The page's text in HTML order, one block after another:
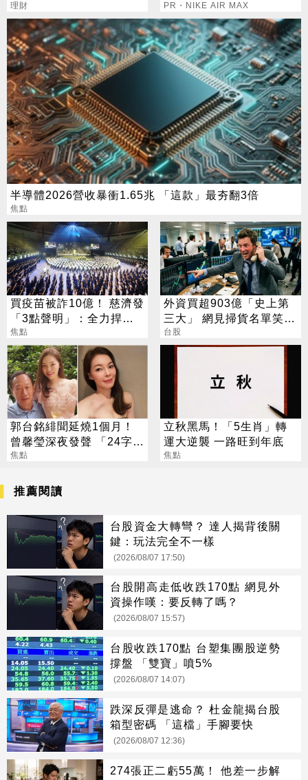
一場
理財 PR・NIKE AIR MAX
半導體2026營收暴衝1.65兆 「這款」最夯翻3倍
焦點
買疫苗被詐10億！ 慈濟發
「3點聲明」：全力捍衛
捐款人權益
焦點
外資買超903億「史上第
三大」 網見掃貨名單笑：
不懂在幹嘛
台股
郭台銘緋聞延燒1個月！
曾馨瑩深夜發聲 「24字」
吐盡最心繫的事
焦點
立秋黑馬！「5生肖」轉
運大逆襲 一路旺到年底
焦點
推薦閱讀
台股資金大轉彎？ 達人揭背後關
鍵：玩法完全不一樣
(2026/08/07 17:50)
台股開高走低收跌170點 網見外
資操作嘆：要反轉了嗎？
(2026/08/07 15:57)
台股收跌170點 台塑集團股逆勢
撐盤 「雙寶」噴5%
(2026/08/07 14:07)
跌深反彈是逃命？ 杜金龍揭台股
箱型密碼 「這檔」手腳要快
(2026/08/07 12:36)
274張正二虧55萬！ 他差一步解